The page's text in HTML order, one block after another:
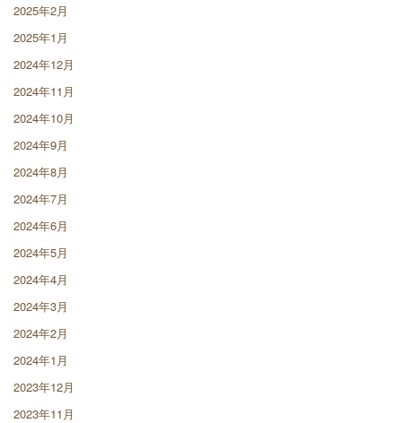
2025年2月
2025年1月
2024年12月
2024年11月
2024年10月
2024年9月
2024年8月
2024年7月
2024年6月
2024年5月
2024年4月
2024年3月
2024年2月
2024年1月
2023年12月
2023年11月